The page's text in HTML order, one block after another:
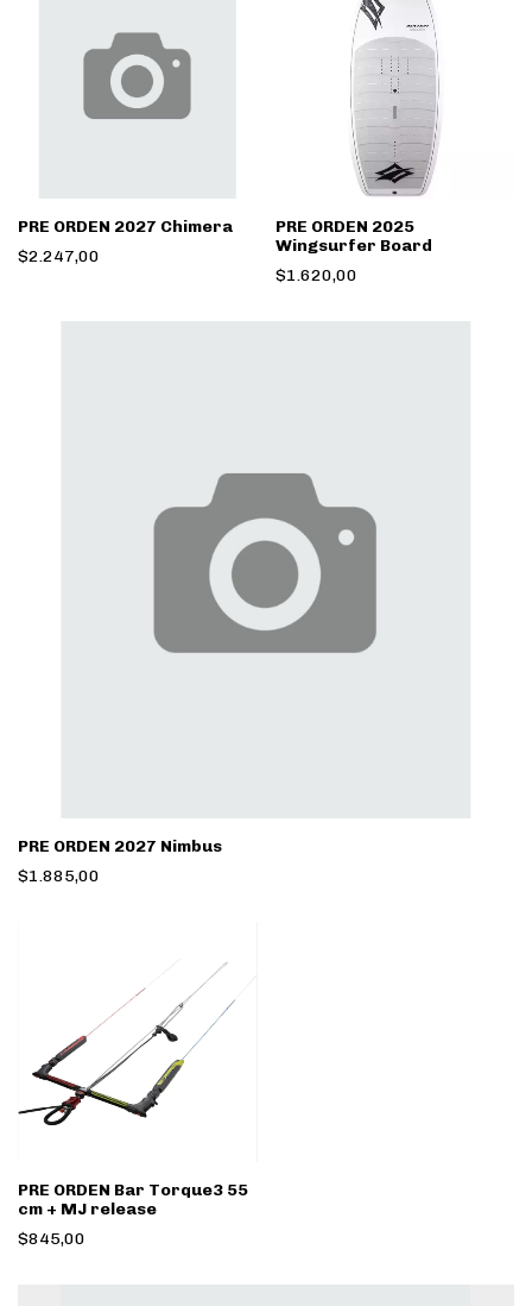
PRE ORDEN 2027 Chimera
$2.247,00
PRE ORDEN 2025
Wingsurfer Board
$1.620,00
PRE ORDEN 2027 Nimbus
$1.885,00
PRE ORDEN Bar Torque3 55
cm + MJ release
$845,00